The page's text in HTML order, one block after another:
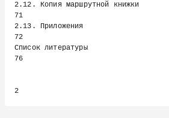
2.12. Копия маршрутной книжки
71
2.13. Приложения
72
Список литературы
76